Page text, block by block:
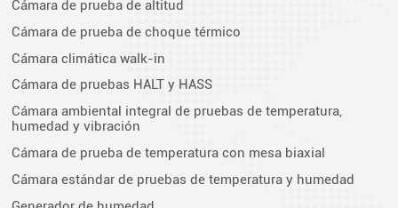
Cámara de prueba de altitud
Cámara de prueba de choque térmico
Cámara climática walk-in
Cámara de pruebas HALT y HASS
Cámara ambiental integral de pruebas de temperatura,
humedad y vibración
Cámara de prueba de temperatura con mesa biaxial
Cámara estándar de pruebas de temperatura y humedad